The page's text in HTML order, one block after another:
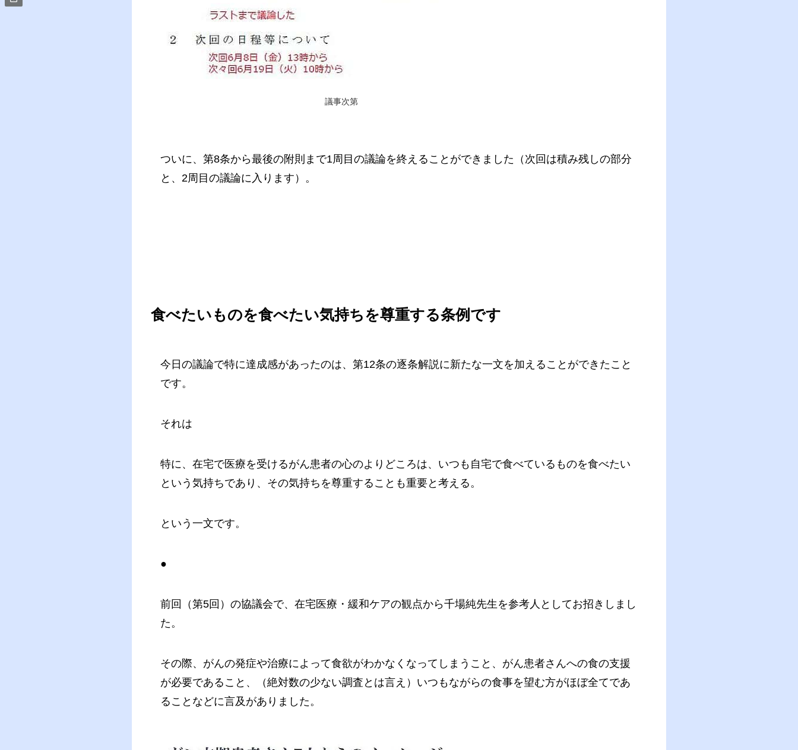
議事次第
ついに、第8条から最後の附則まで1周目の議論を終えることができました（次回は積み残しの部分
と、2周目の議論に入ります）。
食べたいものを食べたい気持ちを尊重する条例です
今日の議論で特に達成感があったのは、第12条の逐条解説に新たな一文を加えることができたこと
です。
それは
特に、在宅で医療を受けるがん患者の心のよりどころは、いつも自宅で食べているものを食べたい
という気持ちであり、その気持ちを尊重することも重要と考える。
という一文です。
●
前回（第5回）の協議会で、在宅医療・緩和ケアの観点から千場純先生を参考人としてお招きしまし
た。
その際、がんの発症や治療によって食欲がわかなくなってしまうこと、がん患者さんへの食の支援
が必要であること、（絶対数の少ない調査とは言え）いつもながらの食事を望む方がほぼ全てであ
ることなどに言及がありました。